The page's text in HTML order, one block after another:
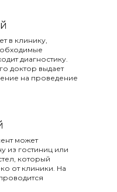
в клинику,
диагностику.
доктор выдает
на проведение
может
из гостиниц или
который
от клиники. На